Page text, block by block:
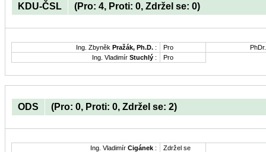
KDU-ČSL (Pro: 4, Proti: 0, Zdržel se: 0)
Ing. Zbyněk Pražák, Ph.D. : Pro
Ing. Vladimír Stuchlý : Pro
ODS (Pro: 0, Proti: 0, Zdržel se: 2)
Ing. Vladimír Cigánek :
Zdržel se